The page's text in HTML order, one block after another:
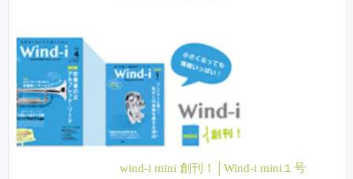
wind-i mini 創刊！│Wind-i mini１号